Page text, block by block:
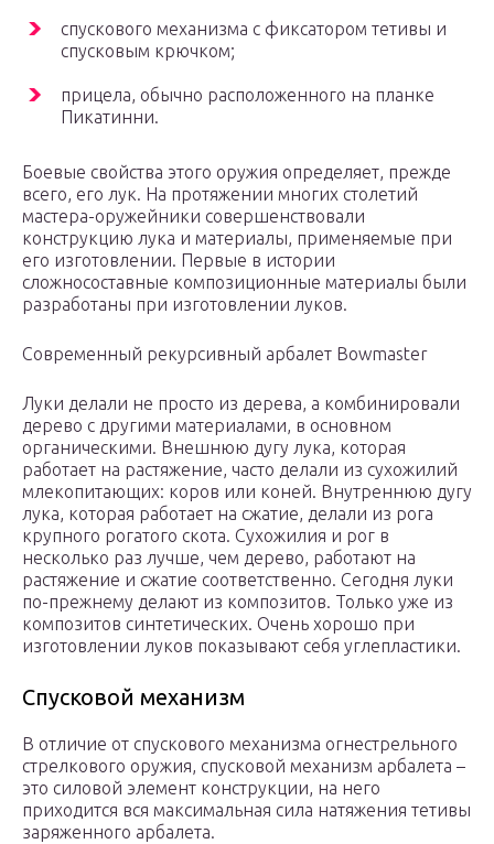
спускового механизма с фиксатором тетивы и
спусковым крючком;
прицела, обычно расположенного на планке
Пикатинни.
Боевые свойства этого оружия определяет, прежде
всего, его лук. На протяжении многих столетий
мастера-оружейники совершенствовали
конструкцию лука и материалы, применяемые при
его изготовлении. Первые в истории
сложносоставные композиционные материалы были
разработаны при изготовлении луков.
Современный рекурсивный арбалет Bowmaster
Луки делали не просто из дерева, а комбинировали
дерево с другими материалами, в основном
органическими. Внешнюю дугу лука, которая
работает на растяжение, часто делали из сухожилий
млекопитающих: коров или коней. Внутреннюю дугу
лука, которая работает на сжатие, делали из рога
крупного рогатого скота. Сухожилия и рог в
несколько раз лучше, чем дерево, работают на
растяжение и сжатие соответственно. Сегодня луки
по-прежнему делают из композитов. Только уже из
композитов синтетических. Очень хорошо при
изготовлении луков показывают себя углепластики.
Спусковой механизм
В отличие от спускового механизма огнестрельного
стрелкового оружия, спусковой механизм арбалета –
это силовой элемент конструкции, на него
приходится вся максимальная сила натяжения тетивы
заряженного арбалета.